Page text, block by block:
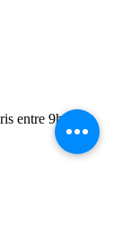
entre 9h00